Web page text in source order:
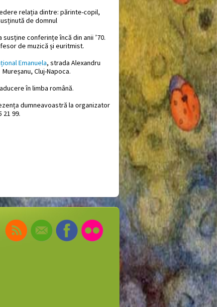
relația dintre: părinte-copil,
de domnul
conferințe încă din anii ’70.
de muzică și euritmist.
Emanuela, strada Alexandru
Cluj-Napoca.
în limba română.
dumneavoastră la organizator
21 99.